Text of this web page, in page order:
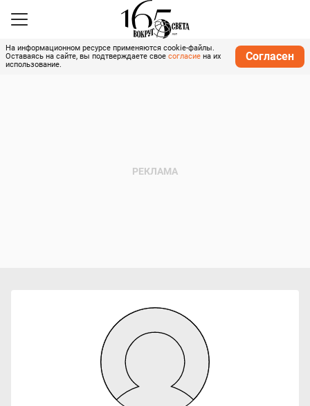
На информационном ресурсе применяются cookie-файлы.
Оставаясь на сайте, вы подтверждаете свое согласие на их
использование.
Согласен